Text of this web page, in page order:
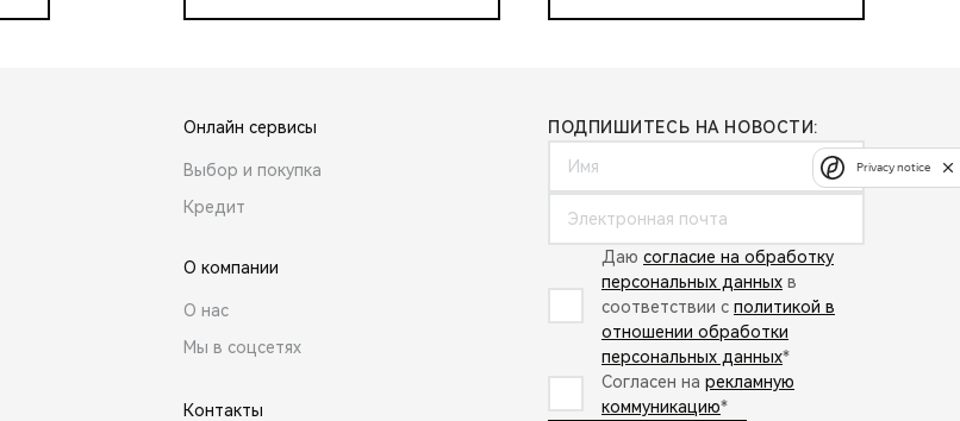
Онлайн сервисы
Выбор и покупка
Кредит
О компании
О нас
Мы в соцсетях
Контакты
ПОДПИШИТЕСЬ НА НОВОСТИ:
Даю согласие на обработку
персональных данных в
соответствии с политикой в
отношении обработки
персональных данных*
Согласен на рекламную
коммуникацию*
Privacy notice